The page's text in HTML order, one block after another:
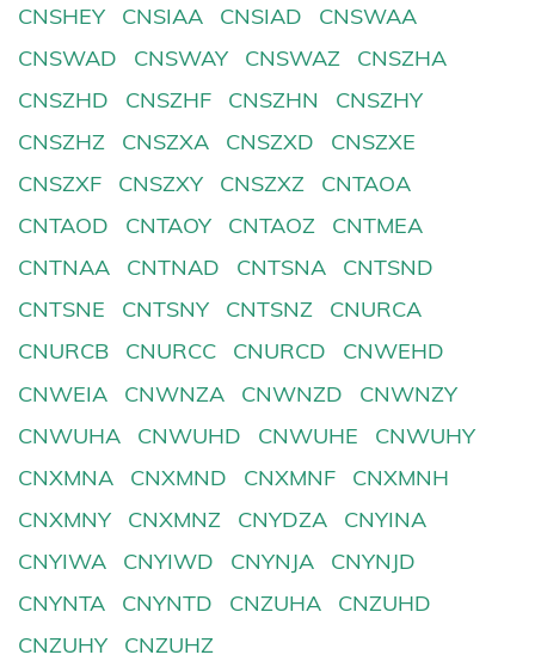
CNSHEY
CNSIAA CNSIAD
CNSWAA
CNSWAD
CNSWAY CNSWAZ
CNSZHA
CNSZHD
CNSZHF CNSZHN
CNSZHY
CNSZHZ
CNSZXA CNSZXD
CNSZXE
CNSZXF
CNSZXY CNSZXZ
CNTAOA
CNTAOD
CNTAOY CNTAOZ
CNTMEA
CNTNAA
CNTNAD CNTSNA
CNTSND
CNTSNE
CNTSNY CNTSNZ
CNURCA
CNURCB
CNURCC CNURCD
CNWEHD
CNWEIA
CNWNZA CNWNZD
CNWNZY
CNWUHA
CNWUHD CNWUHE
CNWUHY
CNXMNA
CNXMND CNXMNF
CNXMNH
CNXMNY
CNXMNZ CNYDZA
CNYINA
CNYIWA
CNYIWD CNYNJA
CNYNJD
CNYNTA
CNYNTD CNZUHA
CNZUHD
CNZUHY
CNZUHZ